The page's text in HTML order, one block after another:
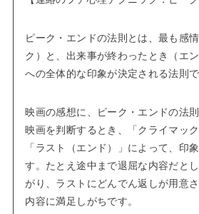
ピーク・エンドの法則とは、最も感
ク）と、出来事が終わったとき（エ
への全体的な印象が決定される法則で
映画の感想に、ピーク・エンドの法則
映画を判断するとき、「クライマッ
「ラスト（エンド）」によって、印
す。たとえ途中まで退屈な内容だと
がり、ラストにどんでん返しが用意
内容に満足しがちです。